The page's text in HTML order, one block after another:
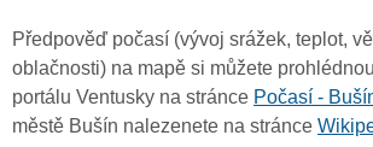
Předpověď počasí (vývoj srážek, teplot,
oblačnosti) na mapě si můžete
portálu Ventusky na stránce Počasí -
městě Bušín nalezenete na stránce